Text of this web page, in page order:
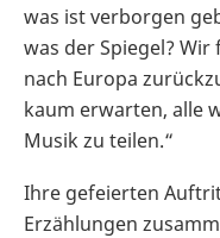
was ist verborgen
was der Spiegel?
nach Europa
kaum erwarten, alle
Musik zu teilen.“
Ihre gefeierten
Erzählungen